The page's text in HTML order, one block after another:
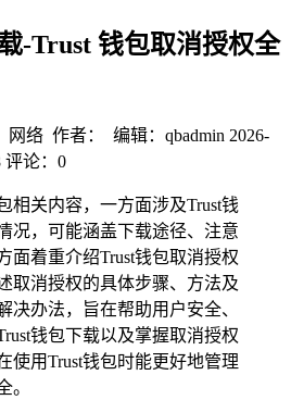
-Trust 钱包取消授权全
网络 作者： 编辑：qbadmin 2026-
评论：0
相关内容，一方面涉及Trust钱
况，可能涵盖下载途径、注意
面着重介绍Trust钱包取消授权
取消授权的具体步骤、方法及
决办法，旨在帮助用户安全、
钱包下载以及掌握取消授权
使用Trust钱包时能更好地管理
。